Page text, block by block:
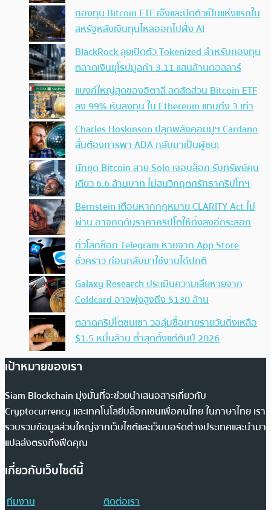
กองทุน Bitcoin ETF เจ๊งและปิดตัวเป็นแห่งแรกใน
สหรัฐหลังเงินทุนไหลออกไปฝั่ง AI
BlackRock ลุยเปิดตัว Tokenized สำหรับกองทุน
ตลาดเงินยุโรปมูลค่า 3.11 แสนล้านดอลลาร์
แบงก์ใหญ่สุดของอิตาลี ลดสัดส่วน Bitcoin ETF
ลง 99% หันลงทุน ใน Ethereum แทนถึง 3 เท่า
Charles Hoskinson ปลุกพลังคอมมูฯ Cardano
ลั่นต้องการพา ADA กลับมาเป็นผู้ชนะ
นักขุด Bitcoin สาย Solo เจอบล็อก รับทรัพย์คน
เดียว 6.6 ล้านบาท ไม่สนวิกฤตศรัทธาคริปโทฯ
Bernstein เตือนหากกฎหมาย CLARITY Act ไม่
ผ่าน อาจกดดันราคาคริปโตให้ดิ่งลงอีกระลอก
ทั่วโลกช็อก Telegram หายจาก App Store
ชั่วคราว ก่อนกลับมาใช้งานได้ปกติ
Galaxy Research ประเมินความเสียหายจาก
Coldcard อาจพุ่งสูงถึง $130 ล้าน
ตลาดคริปโตซบเซา วอลุ่มซื้อขายรายวันดิ่งเหลือ
$1.5 หมื่นล้าน ต่ำสุดตั้งแต่ต้นปี 2026
เป้าหมายของเรา
Siam Blockchain มุ่งมั่นที่จะช่วยนำเสนอสารเกี่ยวกับ
Cryptocurrency และเทคโนโลยีบล็อกเชนเพื่อคนไทย ในภาษาไทย เรา
รวบรวมข้อมูลส่วนใหญ่จากเว็บไซต์และเว็บบอร์ดต่างประเทศและนำมา
แปลส่งตรงถึงฟีดคุณ
เกี่ยวกับเว็บไซต์นี้
ทีมงาน
ติดต่อเรา